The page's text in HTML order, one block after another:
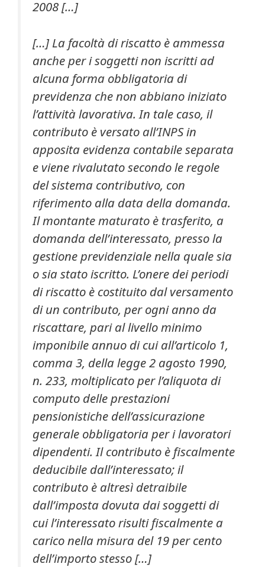
2008 […]
[…] La facoltà di riscatto è ammessa
anche per i soggetti non iscritti ad
alcuna forma obbligatoria di
previdenza che non abbiano iniziato
l’attività lavorativa. In tale caso, il
contributo è versato all’INPS in
apposita evidenza contabile separata
e viene rivalutato secondo le regole
del sistema contributivo, con
riferimento alla data della domanda.
Il montante maturato è trasferito, a
domanda dell’interessato, presso la
gestione previdenziale nella quale sia
o sia stato iscritto. L’onere dei periodi
di riscatto è costituito dal versamento
di un contributo, per ogni anno da
riscattare, pari al livello minimo
imponibile annuo di cui all’articolo 1,
comma 3, della legge 2 agosto 1990,
n. 233, moltiplicato per l’aliquota di
computo delle prestazioni
pensionistiche dell’assicurazione
generale obbligatoria per i lavoratori
dipendenti. Il contributo è fiscalmente
deducibile dall’interessato; il
contributo è altresì detraibile
dall’imposta dovuta dai soggetti di
cui l’interessato risulti fiscalmente a
carico nella misura del 19 per cento
dell’importo stesso […]